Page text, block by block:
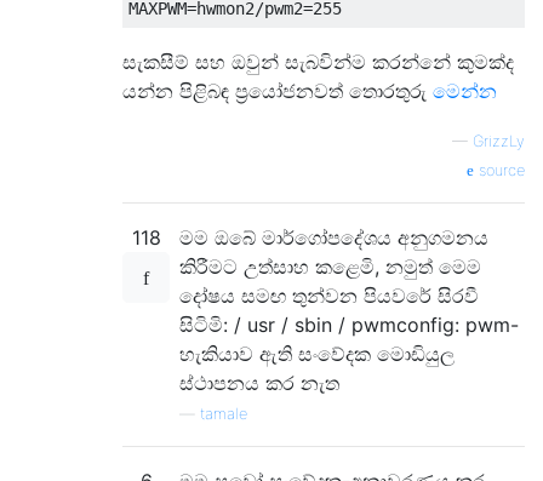
සැකසීම් සහ ඔවුන් සැබවින්ම කරන්නේ කුමක්ද
යන්න පිළිබඳ ප්‍රයෝජනවත් තොරතුරු මෙන්න
— GrizzLy
source
118
මම ඔබේ මාර්ගෝපදේශය අනුගමනය
කිරීමට උත්සාහ කළෙමි, නමුත් මෙම
දෝෂය සමඟ තුන්වන පියවරේ සිරවී
සිටිමි: / usr / sbin / pwmconfig: pwm-
හැකියාව ඇති සංවේදක මොඩියුල
ස්ථාපනය කර නැත
tamale